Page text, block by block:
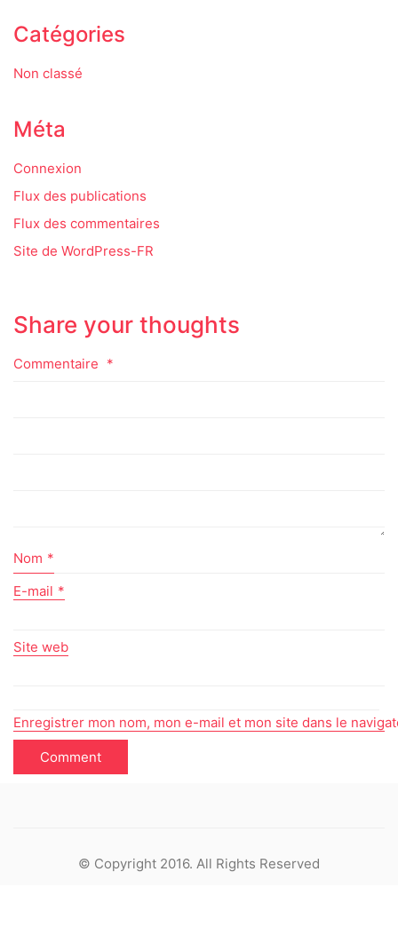
Catégories
Non classé
Méta
Connexion
Flux des publications
Flux des commentaires
Site de WordPress-FR
Share your thoughts
Commentaire *
Nom *
E-mail *
Site web
Enregistrer mon nom, mon e-mail et mon site dans le
© Copyright 2016. All Rights Reserved